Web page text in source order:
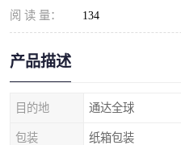
阅 读 量： 134
产品描述
目的地 通达全球
包装 纸箱包装